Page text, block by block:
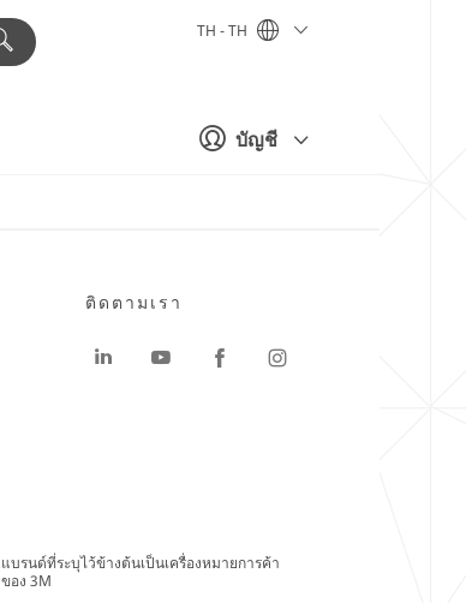
บัญชี
TH - TH
ติดตามเรา
แบรนด์ที่ระบุไว้ข้างต้นเป็นเครื่องหมายการค้า
ของ 3M